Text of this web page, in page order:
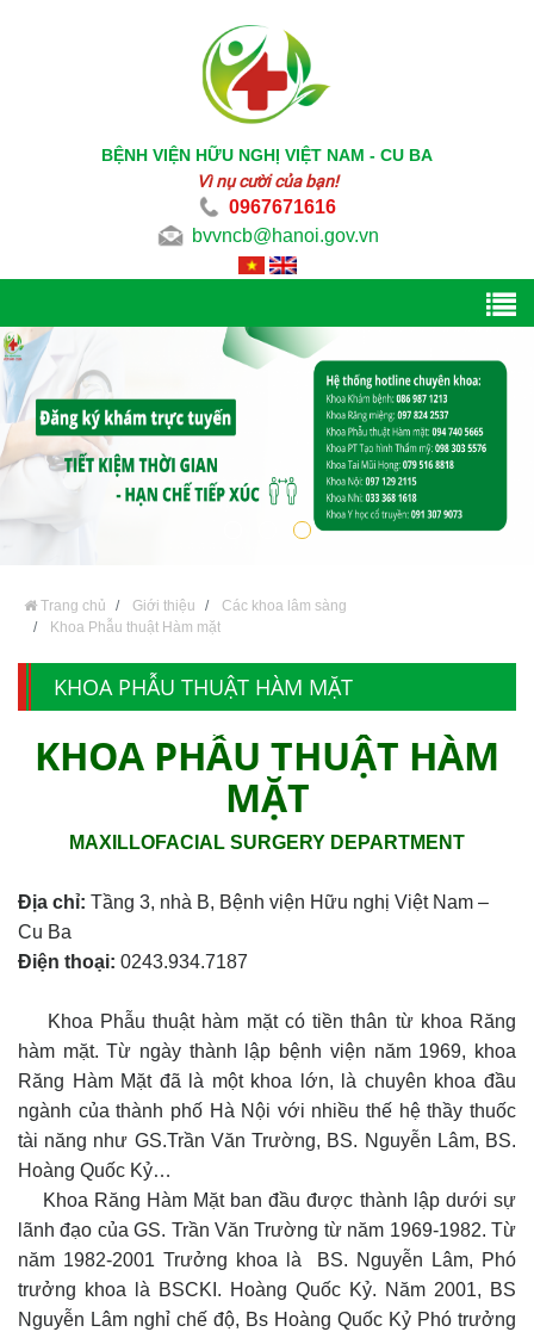
BỆNH VIỆN HỮU NGHỊ VIỆT NAM - CU BA
Vì nụ cười của bạn!
0967671616
bvvncb@hanoi.gov.vn
Trang chủ Giới thiệu
Các khoa lâm sàng
Khoa Phẫu thuật Hàm mặt
KHOA PHẪU THUẬT HÀM MẶT
KHOA PHẪU THUẬT HÀM
MẶT
MAXILLOFACIAL SURGERY DEPARTMENT
Địa chỉ: Tầng 3, nhà B, Bệnh viện Hữu nghị Việt Nam –
Cu Ba
Điện thoại: 0243.934.7187
Khoa Phẫu thuật hàm mặt có tiền thân từ khoa Răng
hàm mặt. Từ ngày thành lập bệnh viện năm 1969, khoa
Răng Hàm Mặt đã là một khoa lớn, là chuyên khoa đầu
ngành của thành phố Hà Nội với nhiều thế hệ thầy thuốc
tài năng như GS.Trần Văn Trường, BS. Nguyễn Lâm, BS.
Hoàng Quốc Kỷ…
Khoa Răng Hàm Mặt ban đầu được thành lập dưới sự
lãnh đạo của GS. Trần Văn Trường từ năm 1969-1982. Từ
năm 1982-2001 Trưởng khoa là BS. Nguyễn Lâm, Phó
trưởng khoa là BSCKI. Hoàng Quốc Kỷ. Năm 2001, BS
Nguyễn Lâm nghỉ chế độ, Bs Hoàng Quốc Kỷ Phó trưởng